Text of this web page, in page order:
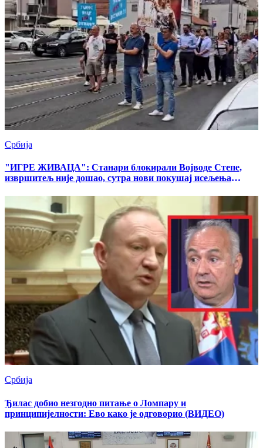
Србија
"ИГРЕ ЖИВАЦА": Станари блокирали Војводе Степе,
извршитељ није дошао, сутра нови покушај исељења
Србија
Ђилас добио незгодно питање о Ломпару и
принципијeлности: Eво како је одговорио (ВИДЕО)